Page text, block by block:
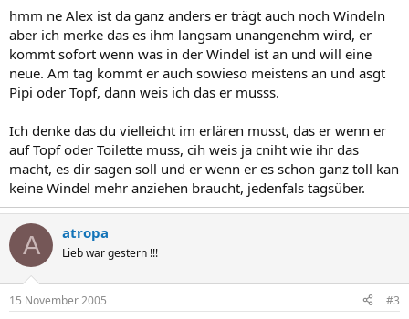
hmm ne Alex ist da ganz anders er trägt auch noch Windeln
aber ich merke das es ihm langsam unangenehm wird, er
kommt sofort wenn was in der Windel ist an und will eine
neue. Am tag kommt er auch sowieso meistens an und asgt
Pipi oder Topf, dann weis ich das er musss.
Ich denke das du vielleicht im erlären musst, das er wenn er
auf Topf oder Toilette muss, cih weis ja cniht wie ihr das
macht, es dir sagen soll und er wenn er es schon ganz toll kan
keine Windel mehr anziehen braucht, jedenfals tagsüber.
A atropa
Lieb war gestern !!!
15 November 2005 #3